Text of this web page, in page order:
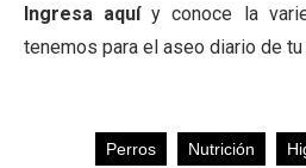
Ingresa aquí y conoce la
tenemos para el aseo diario de tu
Perros Nutrición